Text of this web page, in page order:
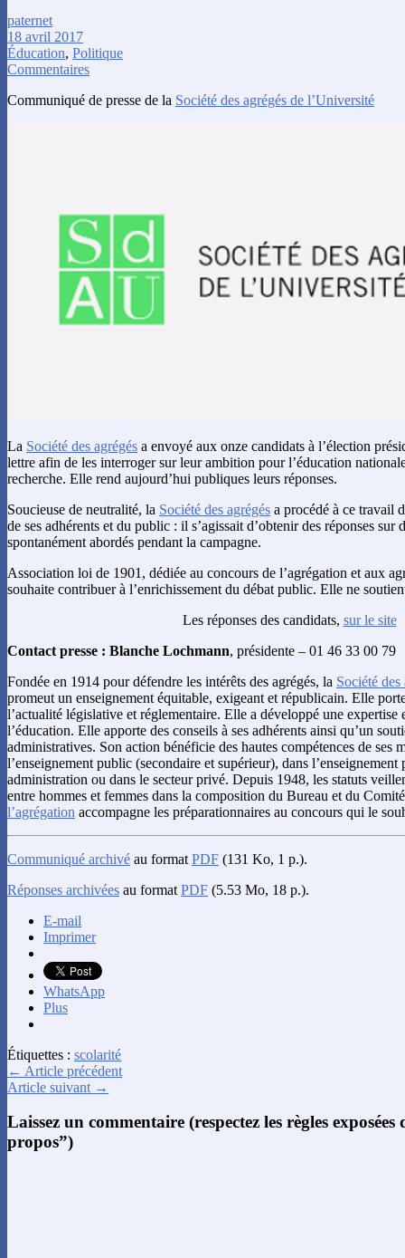
paternet
18 avril 2017
Éducation, Politique
Commentaires
Communiqué de presse de la Société des agrégés de l’Université
La Société des agrégés a envoyé aux onze candidats à l’élection
lettre afin de les interroger sur leur ambition pour l’éducation
recherche. Elle rend aujourd’hui publiques leurs réponses.
Soucieuse de neutralité, la Société des agrégés a procédé à ce travail
de ses adhérents et du public : il s’agissait d’obtenir des réponses sur
spontanément abordés pendant la campagne.
Association loi de 1901, dédiée au concours de l’agrégation et aux
souhaite contribuer à l’enrichissement du débat public. Elle ne
Les réponses des candidats, sur le site
Contact presse : Blanche Lochmann, présidente – 01 46 33 00 79
Fondée en 1914 pour défendre les intérêts des agrégés, la Société
promeut un enseignement équitable, exigeant et républicain. Elle
l’actualité législative et réglementaire. Elle a développé une expertise
l’éducation. Elle apporte des conseils à ses adhérents ainsi qu’un
administratives. Son action bénéficie des hautes compétences de ses
l’enseignement public (secondaire et supérieur), dans l’enseignement
administration ou dans le secteur privé. Depuis 1948, les statuts
entre hommes et femmes dans la composition du Bureau et du
l’agrégation accompagne les préparationnaires au concours qui le
Communiqué archivé au format PDF (131 Ko, 1 p.).
Réponses archivées au format PDF (5.53 Mo, 18 p.).
E-mail
Imprimer
WhatsApp
Plus
Étiquettes : scolarité
← Article précédent
Article suivant →
Laissez un commentaire (respectez les règles
propos”)